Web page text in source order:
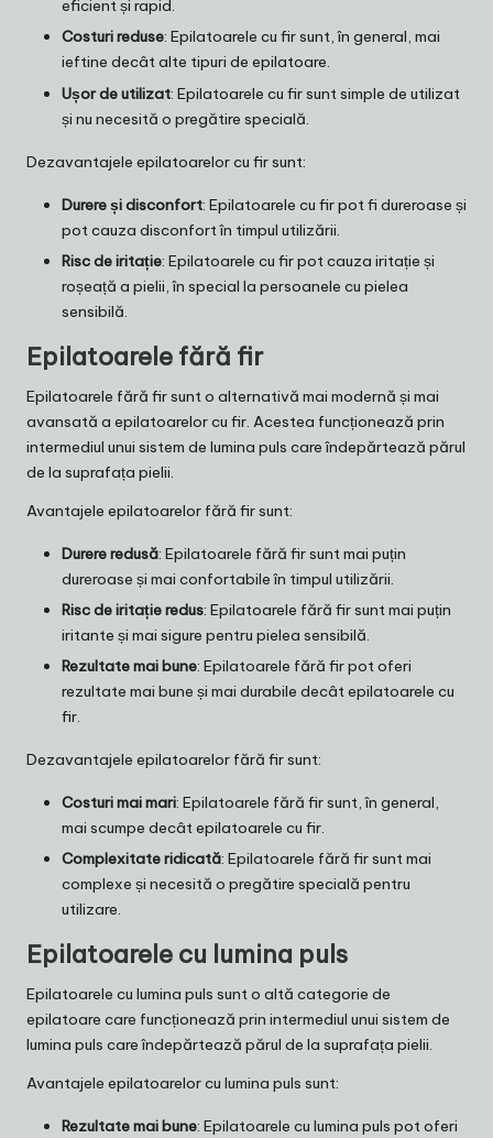
eficient și rapid.
Costuri reduse: Epilatoarele cu fir sunt, în general, mai
ieftine decât alte tipuri de epilatoare.
Ușor de utilizat: Epilatoarele cu fir sunt simple de utilizat
și nu necesită o pregătire specială.
Dezavantajele epilatoarelor cu fir sunt:
Durere și disconfort: Epilatoarele cu fir pot fi dureroase și
pot cauza disconfort în timpul utilizării.
Risc de iritație: Epilatoarele cu fir pot cauza iritație și
roșeață a pielii, în special la persoanele cu pielea
sensibilă.
Epilatoarele fără fir
Epilatoarele fără fir sunt o alternativă mai modernă și mai
avansată a epilatoarelor cu fir. Acestea funcționează prin
intermediul unui sistem de lumina puls care îndepărtează părul
de la suprafața pielii.
Avantajele epilatoarelor fără fir sunt:
Durere redusă: Epilatoarele fără fir sunt mai puțin
dureroase și mai confortabile în timpul utilizării.
Risc de iritație redus: Epilatoarele fără fir sunt mai puțin
iritante și mai sigure pentru pielea sensibilă.
Rezultate mai bune: Epilatoarele fără fir pot oferi
rezultate mai bune și mai durabile decât epilatoarele cu
fir.
Dezavantajele epilatoarelor fără fir sunt:
Costuri mai mari: Epilatoarele fără fir sunt, în general,
mai scumpe decât epilatoarele cu fir.
Complexitate ridicată: Epilatoarele fără fir sunt mai
complexe și necesită o pregătire specială pentru
utilizare.
Epilatoarele cu lumina puls
Epilatoarele cu lumina puls sunt o altă categorie de
epilatoare care funcționează prin intermediul unui sistem de
lumina puls care îndepărtează părul de la suprafața pielii.
Avantajele epilatoarelor cu lumina puls sunt:
Rezultate mai bune: Epilatoarele cu lumina puls pot oferi